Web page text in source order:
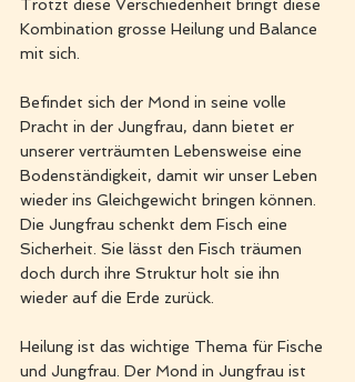
Trotzt diese Verschiedenheit bringt diese
Kombination grosse Heilung und Balance
mit sich.
Befindet sich der Mond in seine volle
Pracht in der Jungfrau, dann bietet er
unserer verträumten Lebensweise eine
Bodenständigkeit, damit wir unser Leben
wieder ins Gleichgewicht bringen können.
Die Jungfrau schenkt dem Fisch eine
Sicherheit. Sie lässt den Fisch träumen
doch durch ihre Struktur holt sie ihn
wieder auf die Erde zurück.
Heilung ist das wichtige Thema für Fische
und Jungfrau. Der Mond in Jungfrau ist